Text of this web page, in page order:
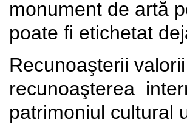
monument de artă
poate fi etichetat
Recunoaşterii
recunoaşterea
patrimoniul